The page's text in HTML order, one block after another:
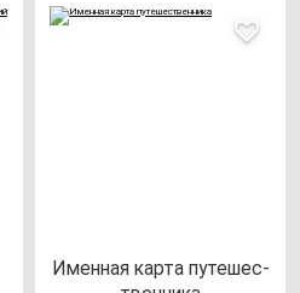
Имен­ная кар­та пу­те­шес­